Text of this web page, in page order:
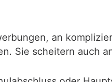
an
Sie scheitern auch